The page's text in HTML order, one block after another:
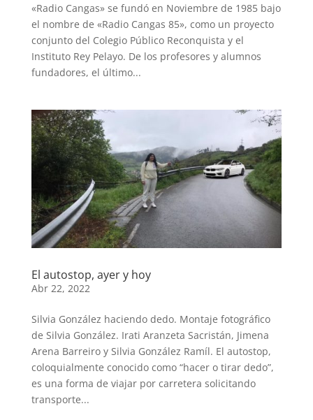
«Radio Cangas» se fundó en Noviembre de 1985 bajo
el nombre de «Radio Cangas 85», como un proyecto
conjunto del Colegio Público Reconquista y el
Instituto Rey Pelayo. De los profesores y alumnos
fundadores, el último...
El autostop, ayer y hoy
Abr 22, 2022
Silvia González haciendo dedo. Montaje fotográfico
de Silvia González. Irati Aranzeta Sacristán, Jimena
Arena Barreiro y Silvia González Ramíl. El autostop,
coloquialmente conocido como “hacer o tirar dedo”,
es una forma de viajar por carretera solicitando
transporte...